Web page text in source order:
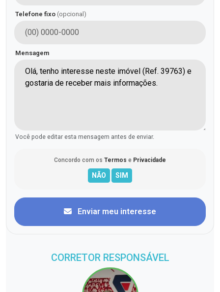
Telefone fixo (opcional)
Mensagem
Você pode editar esta mensagem antes de enviar.
Concordo com os Termos e Privacidade
Enviar meu interesse
CORRETOR RESPONSÁVEL